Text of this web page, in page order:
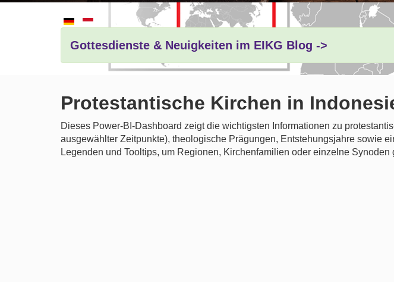
Gottesdienste & Neuigkeiten im EIKG Blog ->
Protestantische Kirchen in
Dieses Power-BI-Dashboard zeigt die wichtigsten Informationen zu
ausgewählter Zeitpunkte), theologische Prägungen, Entstehungsjahre sowie
Legenden und Tooltips, um Regionen, Kirchenfamilien oder einzelne Synoden